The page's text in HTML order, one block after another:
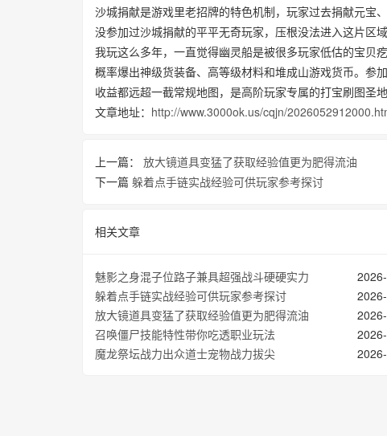
沙城捐献是游戏里老招牌的特色机制，玩家过去捐献元宝
没参加过沙城捐献的平平无奇玩家，压根没法进入这片区
我玩这么多年，一直觉得幽灵船是被很多玩家低估的宝贝
概率爆出神级货装备、高等级材料和堆成山游戏货币。参
收益都远超一截常规地图，是高阶玩家专属的打宝刷图圣
文章地址： http://www.3000ok.us/cqjn/
上一篇： 放大镜道具‌变猛了获取经验值更为肥得流油
下一篇 躲着点手链实战经验可供玩家参考探讨
相关文章
魅影之身混子位路子兼具超强战斗硬硬实力
躲着点手链实战经验可供玩家参考探讨
放大镜道具‌变猛了获取经验值更为肥得流油
召唤僵尸技能特性带你吃透职业玩法
魔龙祭坛战力出众道士宠物战力拔尖